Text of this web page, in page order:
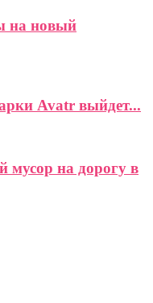
на новый
Avatr выйдет...
мусор на дорогу в